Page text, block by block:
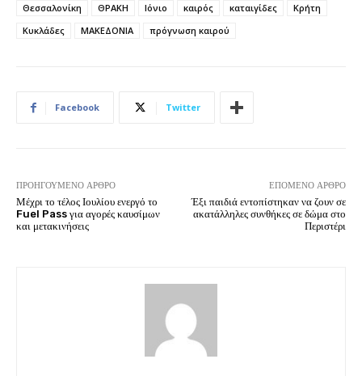
Θεσσαλονίκη
ΘΡΑΚΗ Ιόνιο καιρός καταιγίδες
Κρήτη
Κυκλάδες
ΜΑΚΕΔΟΝΙΑ πρόγνωση καιρού
Facebook Twitter
ΠΡΟΗΓΟΎΜΕΝΟ ΆΡΘΡΟ
Μέχρι το τέλος Ιουλίου ενεργό το
Fuel Pass για αγορές καυσίμων
και μετακινήσεις
ΕΠΌΜΕΝΟ ΆΡΘΡΟ
Έξι παιδιά εντοπίστηκαν να ζουν σε
ακατάλληλες συνθήκες σε δώμα στο
Περιστέρι